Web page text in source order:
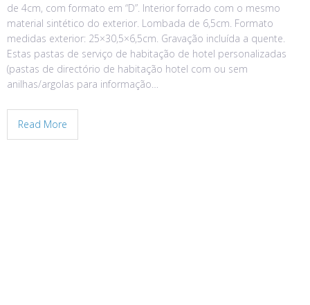
de 4cm, com formato em “D”. Interior forrado com o mesmo
material sintético do exterior. Lombada de 6,5cm. Formato
medidas exterior: 25×30,5×6,5cm. Gravação incluída a quente.
Estas pastas de serviço de habitação de hotel personalizadas
(pastas de directório de habitação hotel com ou sem
anilhas/argolas para informação…
Read More